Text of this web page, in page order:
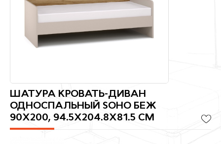
ШАТУРА КРОВАТЬ-ДИВАН
ОДНОСПАЛЬНЫЙ SOHO БЕЖ
90Х200, 94.5X204.8X81.5 СМ